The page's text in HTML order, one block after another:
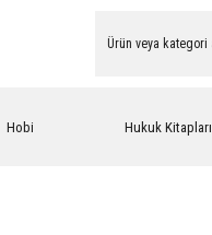
Hobi Hukuk Kitapları